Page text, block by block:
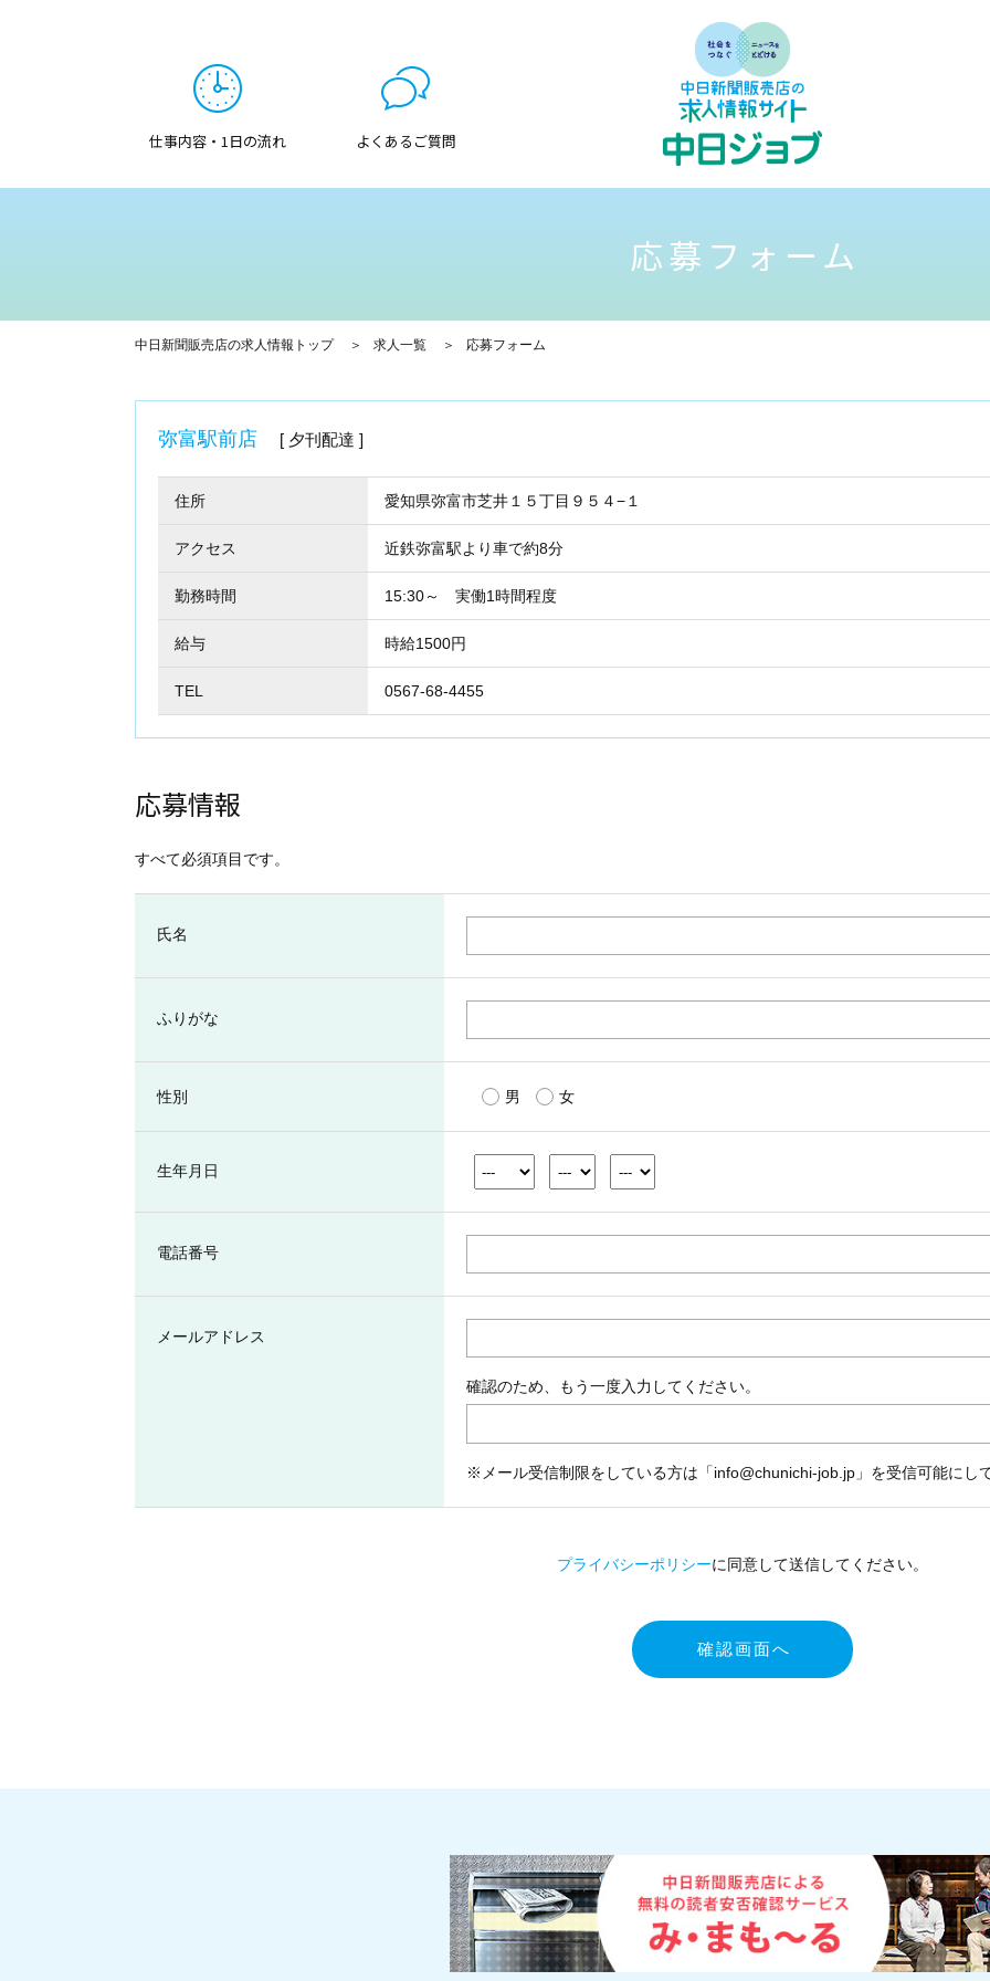
仕事内容・1日の流れ よくあるご質問
応募フォーム
中日新聞販売店の求人情報トップ 求人一覧 応募フォーム
弥富駅前店 夕刊配達
住所 愛知県弥富市芝井１５丁目９５４−１
アクセス 近鉄弥富駅より車で約8分
勤務時間 15:30～ 実働1時間程度
給与 時給1500円
TEL 0567-68-4455
応募情報
すべて必須項目です。
氏名
ふりがな
性別 男 女
生年月日
電話番号
メールアドレス
確認のため、もう一度入力してください。
※メール受信制限をしている方は「info@chunichi-job.jp」を受信可能にし
プライバシーポリシーに同意して送信してください。
確認画面へ